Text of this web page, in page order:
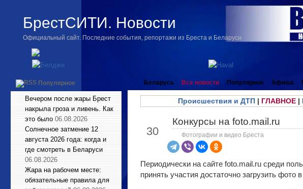
БрестСИТИ. Новости
Официальный сайт. Последние события, репортажи из Бреста и Беларуси
Популярное
Вечером после жары Брест
накрыла гроза и ливень. Как
это было 06.08.2026
Солнечное затмение 12
августа 2026 года: когда и
где смотреть в Беларуси
06.08.2026
Жара на рабочем месте:
обязательные правила для
Беларусь Все новости Популярное Афиша
Происшествия и ДТП| ГЛАВНОЕ|
30
Конкурсы на foto.mail.ru
Фотографии и видео Бреста
Периодически на сайте foto.mail.ru среди
принять участия достаточно загрузить